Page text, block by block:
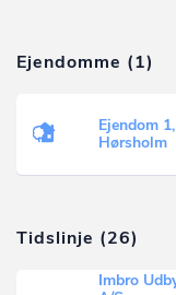
Ejendomme (1)
Ejendom
Hørsholm
Tidslinje (26)
Imbro